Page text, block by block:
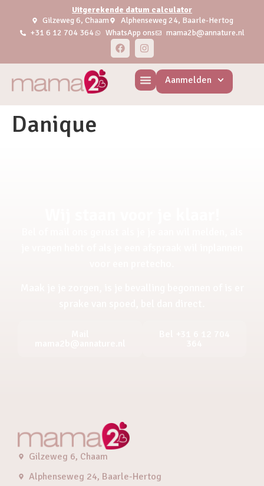
Uitgerekende datum calculator
Gilzeweg 6, Chaam
Alphenseweg 24, Baarle-Hertog
+31 6 12 704 364
WhatsApp ons mama2b@annature.nl
Aanmelden
Danique
Gilzeweg 6, Chaam
Alphenseweg 24, Baarle-Hertog